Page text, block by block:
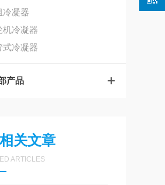
冷凝器
机冷凝器
式冷凝器
产品
相关文章
ARTICLES